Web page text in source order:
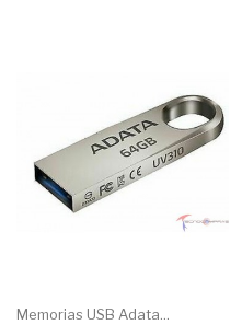
Memorias USB Adata...